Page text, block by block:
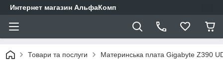
Интернет магазин АльфаКомп
Товари та послуги Материнська плата Gigabyte Z390